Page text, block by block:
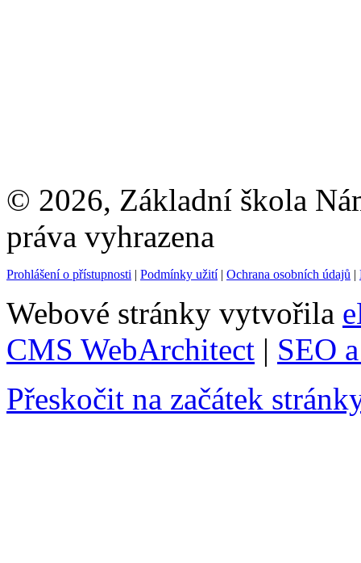
© 2026, Základní škola
práva vyhrazena
Prohlášení o přístupnosti | Podmínky užití| Ochrana osobních údajů |
Webové stránky vytvořila
CMS WebArchitect | SEO
Přeskočit na začátek